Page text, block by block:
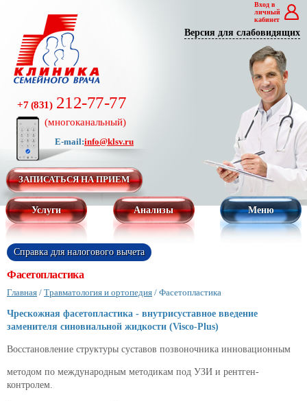
ЗАПИСАТЬСЯ НА ПРИЕМ
E-mail:info@klsv.ru
+7 (831)212-77-77
(многоканальный)
Версия для слабовидящих
Вход в
личный
кабинет
Услуги Анализы Меню
Справка для налогового вычета
Фасетопластика
Главная / Травматология и ортопедия / Фасетопластика
Чрескожная фасетопластика - внутрисуставное введение
заменителя синовиальной жидкости (Visco-Plus)
Восстановление структуры суставов позвоночника инновационным
методом по международным методикам под УЗИ и рентген-
контролем.